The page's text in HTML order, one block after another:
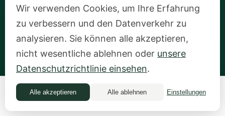
sind, sich mit dem, was sie aufgebaut haben, sicher zu fühlen. In
Zürich ansässig, weltweit tätig.Money Quiz
Wir verwenden Cookies, um Ihre Erfahrung
zu verbessern und den Datenverkehr zu
analysieren. Sie können alle akzeptieren,
nicht wesentliche ablehnen oder unsere
Datenschutzrichtlinie einsehen.
Alle akzeptieren Alle ablehnen Einstellungen